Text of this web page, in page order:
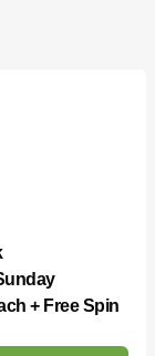
+ Free Spin